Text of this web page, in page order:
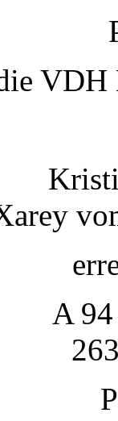
A